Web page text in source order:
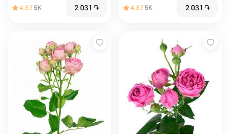
4.875K 2 031 ֏ 4.875K 2 031 ֏